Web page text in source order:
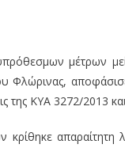
μέτρων
Φλώρινας,
της ΚΥΑ 3272/2013